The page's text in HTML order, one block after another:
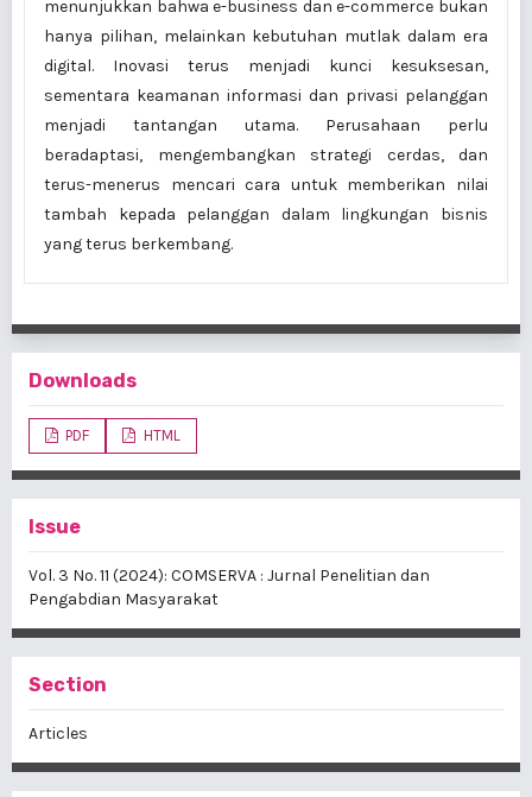
menunjukkan bahwa e-business dan e-commerce bukan
hanya pilihan, melainkan kebutuhan mutlak dalam era
digital. Inovasi terus menjadi kunci kesuksesan,
sementara keamanan informasi dan privasi pelanggan
menjadi tantangan utama. Perusahaan perlu
beradaptasi, mengembangkan strategi cerdas, dan
terus-menerus mencari cara untuk memberikan nilai
tambah kepada pelanggan dalam lingkungan bisnis
yang terus berkembang.
Downloads
PDF HTML
Issue
Vol. 3 No. 11 (2024): COMSERVA : Jurnal Penelitian dan
Pengabdian Masyarakat
Section
Articles